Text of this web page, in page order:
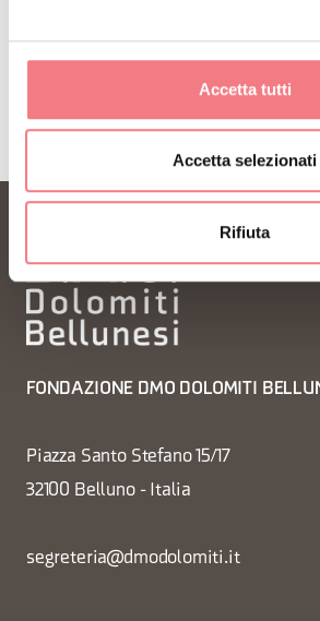
Accetta tutti
Accetta selezionati
Rifiuta
FONDAZIONE DMO DOLOMITI
Piazza Santo Stefano 15/17
32100 Belluno - Italia
segreteria@dmodolomiti.it